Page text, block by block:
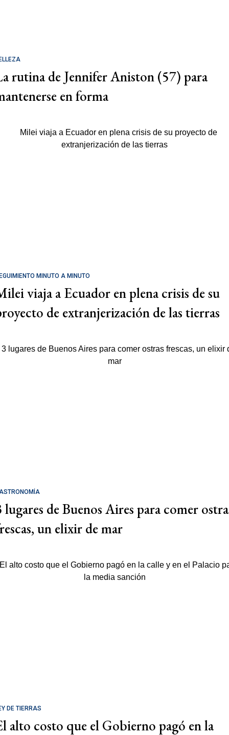
rutina de Jennifer Aniston (57) para
en forma
MINUTO A MINUTO
viaja a Ecuador en plena crisis de su
de extranjerización de las tierras
lugares de Buenos Aires para comer
un elixir de mar
DE TIERRAS
alto costo que el Gobierno pagó en la